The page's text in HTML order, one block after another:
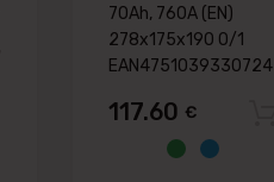
Pievienot grozam
70Ah, 760A (EN)
278x175x190 0/1
EAN4751039330724
117.60 €